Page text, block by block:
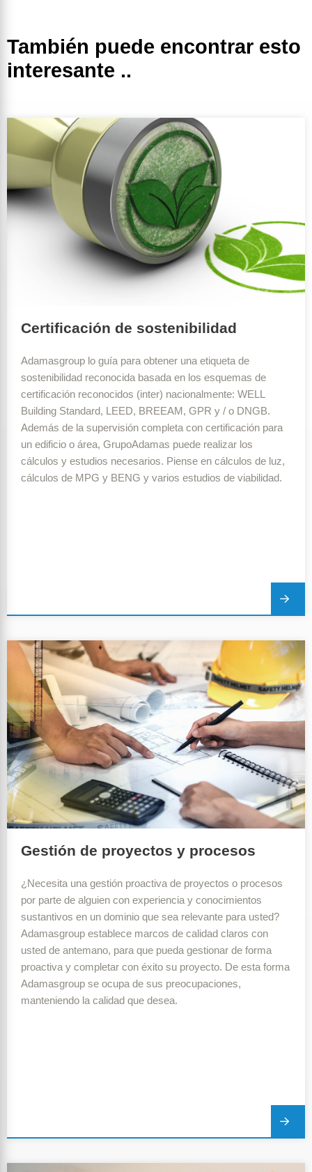
También puede encontrar esto
interesante ..
Certificación de sostenibilidad
Adamasgroup lo guía para obtener una etiqueta de
sostenibilidad reconocida basada en los esquemas de
certificación reconocidos (inter) nacionalmente: WELL
Building Standard, LEED, BREEAM, GPR y / o DNGB.
Además de la supervisión completa con certificación para
un edificio o área, GrupoAdamas puede realizar los
cálculos y estudios necesarios. Piense en cálculos de luz,
cálculos de MPG y BENG y varios estudios de viabilidad.
Gestión de proyectos y procesos
¿Necesita una gestión proactiva de proyectos o procesos
por parte de alguien con experiencia y conocimientos
sustantivos en un dominio que sea relevante para usted?
Adamasgroup establece marcos de calidad claros con
usted de antemano, para que pueda gestionar de forma
proactiva y completar con éxito su proyecto. De esta forma
Adamasgroup se ocupa de sus preocupaciones,
manteniendo la calidad que desea.